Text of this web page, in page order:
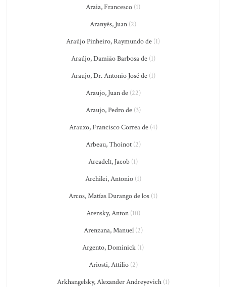
Araia, Francesco (1)
Aranyés, Juan (2)
Araújo Pinheiro, Raymundo de (1)
Araújo, Damião Barbosa de(1)
Araujo, Dr. Antonio José de(1)
Araujo, Juan de(22)
Araujo, Pedro de(3)
Arauxo, Francisco Correa de(4)
Arbeau, Thoinot(2)
Arcadelt, Jacob (1)
Archilei, Antonio(1)
Arcos, Matías Durango de los (1)
Arensky, Anton(10)
Arenzana, Manuel(2)
Argento, Dominick (1)
Ariosti, Attilio(2)
Arkhangelsky, Alexander Andreyevich(1)